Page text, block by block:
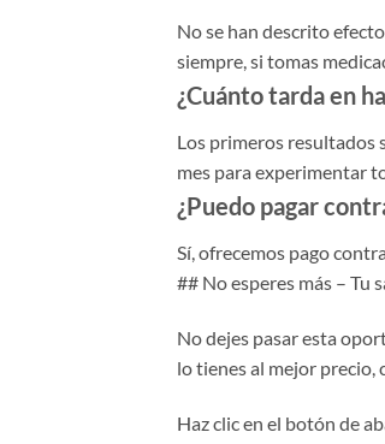
No se han descrito
siempre, si tomas
¿Cuánto tarda en
Los primeros resultados
mes para experimentar
¿Puedo pagar
Sí, ofrecemos pago
## No esperes más – Tu
No dejes pasar esta
lo tienes al mejor precio,
Haz clic en el botón de